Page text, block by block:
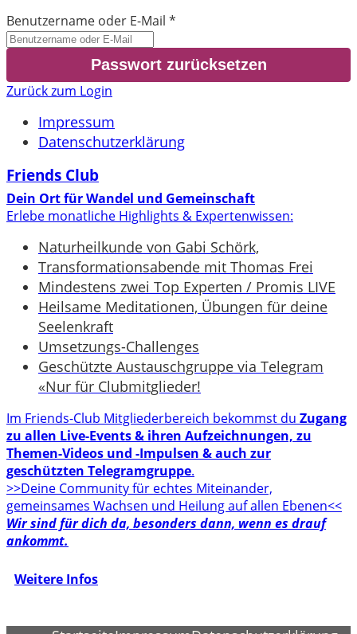
Benutzername oder E-Mail *
Zurück zum Login
Impressum
Datenschutzerklärung
Friends Club
Dein Ort für Wandel und Gemeinschaft
Erlebe monatliche Highlights & Expertenwissen:
Naturheilkunde von Gabi Schörk,
Transformationsabende mit Thomas Frei
Mindestens zwei Top Experten / Promis LIVE
Heilsame Meditationen, Übungen für deine
Seelenkraft
Umsetzungs-Challenges
Geschützte Austauschgruppe via Telegram
«Nur für Clubmitglieder!
Im Friends-Club Mitgliederbereich bekommst du Zugang
zu allen Live-Events & ihren Aufzeichnungen, zu
Themen-Videos und -Impulsen & auch zur
geschützten Telegramgruppe.
>>Deine Community für echtes Miteinander,
gemeinsames Wachsen und Heilung auf allen Ebenen<<
Wir sind für dich da, besonders dann, wenn es drauf
ankommt.
Weitere Infos